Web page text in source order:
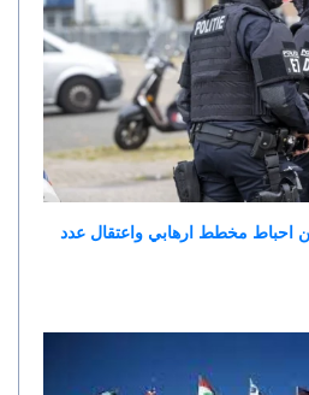
عن احباط مخطط ارهابي واعتقال عدد